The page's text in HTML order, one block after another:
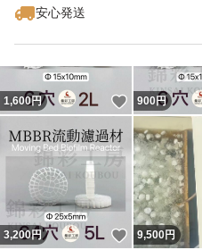
安心発送
1,600円 いいね！
900円
3,200円 いいね！
9,500円